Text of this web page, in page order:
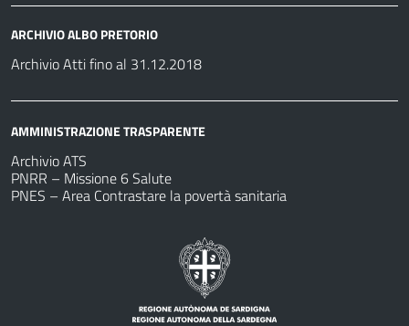
ARCHIVIO ALBO PRETORIO
Archivio Atti fino al 31.12.2018
AMMINISTRAZIONE TRASPARENTE
Archivio ATS
PNRR – Missione 6 Salute
PNES – Area Contrastare la povertà sanitaria